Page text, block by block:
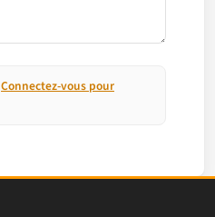
Connectez-vous pour